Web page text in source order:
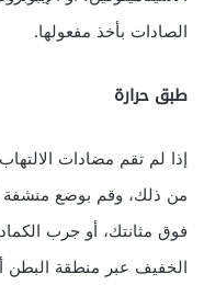
الصادات بأخذ مفعولها.
طبق حرارة
إذا لم تقم مضادات
من ذلك، وقم بوضع منشفة
فوق مثانتك، أو جرب
الخفيف عبر منطقة البطن